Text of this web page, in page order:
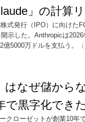
」の計算
式発行（IPO）に向けた
示した。Anthropicは
5000万ドルを支払う。
はなぜ儲か
で黒字化でき
クローゼットが創業10年